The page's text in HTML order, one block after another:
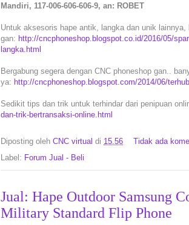
Mandiri, 117-006-606-606-9, an: ROBET
Untuk aksesoris hape antik, langka dan unik
gan: http://cncphoneshop.blogspot.co.id/2016/05/
langka.html
Bergabung segera dengan CNC phoneshop gan..
ya: http://cncphoneshop.blogspot.com/2014/06/
Sedikit tips dan trik untuk terhindar dari penipuan
dan-trik-bertransaksi-online.html
Diposting oleh CNC virtual di 15.56
Tidak ada
Label: Forum Jual - Beli
Jual: Hape Outdoor Samsung
Military Standard Flip Phone